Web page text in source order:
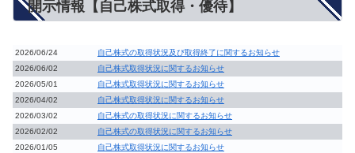
開示情報【自己株式取得・優待】
2026/06/24
自己株式の取得状況及び取得終了に関するお知らせ
2026/06/02
自己株式取得状況に関するお知らせ
2026/05/01
自己株式取得状況に関するお知らせ
2026/04/02
自己株式取得状況に関するお知らせ
2026/03/02
自己株式の取得状況に関するお知らせ
2026/02/02
自己株式の取得状況に関するお知らせ
2026/01/05
自己株式取得状況に関するお知らせ